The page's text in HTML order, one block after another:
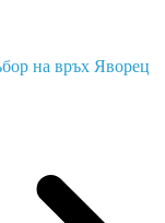
на връх Яворец